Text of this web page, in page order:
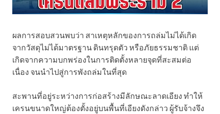
ผลการสอบสวนพบว่า สาเหตุหลักของการถล่มไม่ได้เกิด
จากวัสดุไม่ได้มาตรฐาน ดินทรุดตัว หรือภัยธรรมชาติ แต่
เกิดจากความบกพร่องในการติดตั้งหลายจุดที่สะสมต่อ
เนื่อง จนนำไปสู่การพังถล่มในที่สุด
สะพานที่อยู่ระหว่างการก่อสร้างมีลักษณะลาดเอียง ทำให้
เครนขนาดใหญ่ต้องตั้งอยู่บนพื้นที่เอียงดังกล่าว ผู้รับจ้างจึง